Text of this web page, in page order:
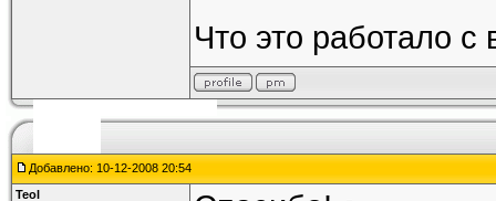
Что это работало
Добавлено: 10-12-2008 20:54
Teol